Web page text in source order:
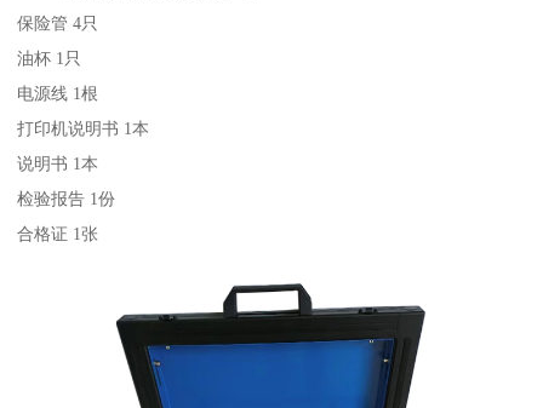
保险管 4只
油杯 1只
电源线 1根
打印机说明书 1本
说明书 1本
检验报告 1份
合格证 1张